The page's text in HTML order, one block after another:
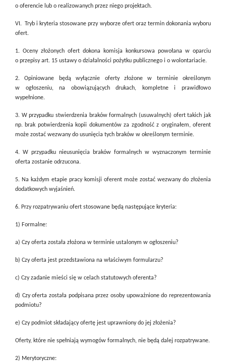
o oferencie lub o realizowanych przez niego projektach.
VI. Tryb i kryteria stosowane przy wyborze ofert oraz termin dokonania wyboru
ofert.
1. Oceny złożonych ofert dokona komisja konkursowa powołana w oparciu
o przepisy art. 15 ustawy o działalności pożytku publicznego i o wolontariacie.
2. Opiniowane będą wyłącznie oferty złożone w terminie określonym
w ogłoszeniu, na obowiązujących drukach, kompletne i prawidłowo
wypełnione.
3. W przypadku stwierdzenia braków formalnych (usuwalnych) ofert takich jak
np. brak potwierdzenia kopii dokumentów za zgodność z oryginałem, oferent
może zostać wezwany do usunięcia tych braków w określonym terminie.
4. W przypadku nieusunięcia braków formalnych w wyznaczonym terminie
oferta zostanie odrzucona.
5. Na każdym etapie pracy komisji oferent może zostać wezwany do złożenia
dodatkowych wyjaśnień.
6. Przy rozpatrywaniu ofert stosowane będą następujące kryteria:
1) Formalne:
a) Czy oferta została złożona w terminie ustalonym w ogłoszeniu?
b) Czy oferta jest przedstawiona na właściwym formularzu?
c) Czy zadanie mieści się w celach statutowych oferenta?
d) Czy oferta została podpisana przez osoby upoważnione do reprezentowania
podmiotu?
e) Czy podmiot składający ofertę jest uprawniony do jej złożenia?
Oferty, które nie spełniają wymogów formalnych, nie będą dalej rozpatrywane.
2) Merytoryczne: